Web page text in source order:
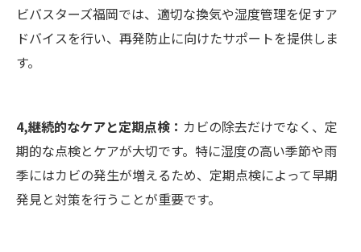
ビバスターズ福岡では、適切な換気や湿度管理を促すア
ドバイスを行い、再発防止に向けたサポートを提供しま
す。
4,継続的なケアと定期点検： カビの除去だけでなく、定
期的な点検とケアが大切です。特に湿度の高い季節や雨
季にはカビの発生が増えるため、定期点検によって早期
発見と対策を行うことが重要です。